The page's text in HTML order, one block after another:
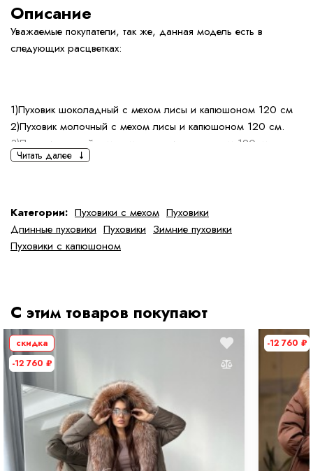
Описание
Уважаемые покупатели, так же, данная модель есть в
следующих расцветках:
1)Пуховик шоколадный с мехом лисы и капюшоном 120 см
2)Пуховик молочный с мехом лисы и капюшоном 120 см.
3)Пуховик черный с мехом песца и капюшоном 120см.
4)Пуховик черный с мехом лисы и капюшоном 120см.
Напишите нам в Whast App или Телеграм, мы Вам вышлем
фотографии и видео данной модели!
Читать далее
Категории: Пуховики с мехом Пуховики
Длинные пуховики Пуховики Зимние пуховики
Пуховики с капюшоном
С этим товаров покупают
скидка
-12 760 ₽
-12 760 ₽